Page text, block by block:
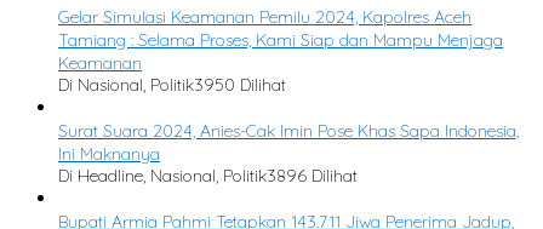
Gelar Simulasi Keamanan Pemilu 2024, Kapolres Aceh
Tamiang : Selama Proses, Kami Siap dan Mampu Menjaga
Keamanan
Di Nasional, Politik3950 Dilihat
Surat Suara 2024, Anies-Cak Imin Pose Khas Sapa Indonesia,
Ini Maknanya
Di Headline, Nasional, Politik3896 Dilihat
Bupati Armia Pahmi Tetapkan 143.711 Jiwa Penerima Jadup,